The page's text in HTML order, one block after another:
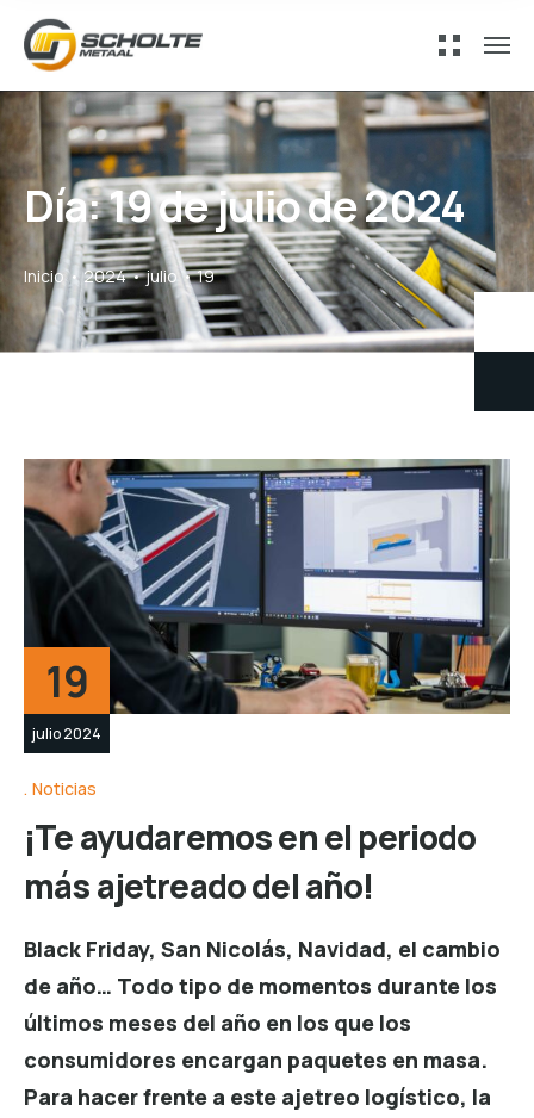
Día:19 de julio de 2024
Inicio 2024 julio 19
19
julio 2024
Noticias
¡Te ayudaremos en el periodo
más ajetreado del año!
Black Friday, San Nicolás, Navidad, el cambio
de año… Todo tipo de momentos durante los
últimos meses del año en los que los
consumidores encargan paquetes en masa.
Para hacer frente a este ajetreo logístico, la